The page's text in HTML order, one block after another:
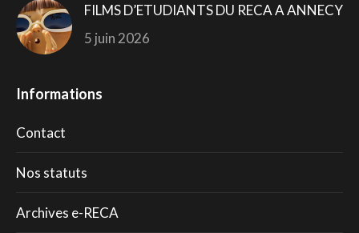
FILMS D’ETUDIANTS DU RECA A ANNECY
5 juin 2026
Informations
Contact
Nos statuts
Archives e-RECA